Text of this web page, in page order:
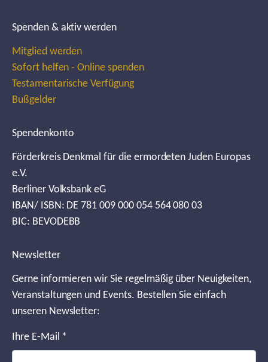
Spenden & aktiv werden
Mitglied werden
Sofort helfen - Online spenden
Testamentarische Verfügung
Bußgelder
Spendenkonto
Förderkreis Denkmal für die ermordeten Juden Europas
e.V.
Berliner Volksbank eG
IBAN/ ISBN: DE 781 009 000 054 564 080 03
BIC: BEVODEBB
Newsletter
Gerne informieren wir Sie regelmäßig über Neuigkeiten,
Veranstaltungen und Events. Bestellen Sie einfach
unseren Newsletter:
Ihre E-Mail *